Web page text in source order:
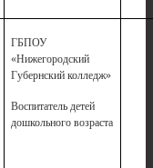
ГБПОУ
«Нижегородский
Губернский колледж»
Воспитатель детей
дошкольного возраста